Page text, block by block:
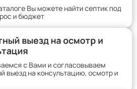
Вы можете найти септик под
и бюджет
выезд на осмотр и
с Вами и согласовываем
выезд на консультацию, осмотр и